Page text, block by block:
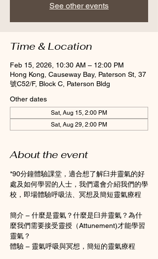
See other events
Time & Location
Feb 15, 2026, 10:30 AM – 12:00 PM
Hong Kong, Causeway Bay, Paterson St, 37
號C52/F, Block C, Paterson Bldg
Other dates
Sat, Aug 15, 2:00 PM
Sat, Aug 29, 2:00 PM
About the event
*90分鐘體驗課堂，適合想了解臼井靈氣的好
處及如何學習的人士，我們還會介紹我們的學
校，即場體驗呼吸法、冥想及簡短靈氣療程
簡介 – 什麼是靈氣？什麼是臼井靈氣？為什
麼我們需要接受靈授（Attunement)才能學習
靈氣？
體驗 – 靈氣呼吸與冥想，簡短的靈氣療程